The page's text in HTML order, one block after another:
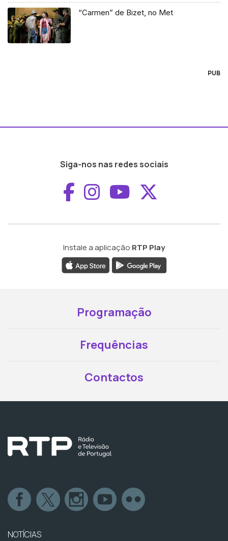
“Carmen” de Bizet, no Met
PUB
Siga-nos nas redes sociais
Aceder ao
Aceder ao
Aceder ao
Instale a aplicação RTP Play
Programação
Frequências
Contactos
NOTÍCIAS